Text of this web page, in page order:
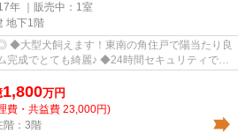
年 ｜販売中： 1室
地下1階
大型犬飼えます！東南の角住戸で陽当たり良
成でとても綺麗♪ ◆24時間セキュリティで安
1,800万円
費・共益費 23,000円)
階：3階